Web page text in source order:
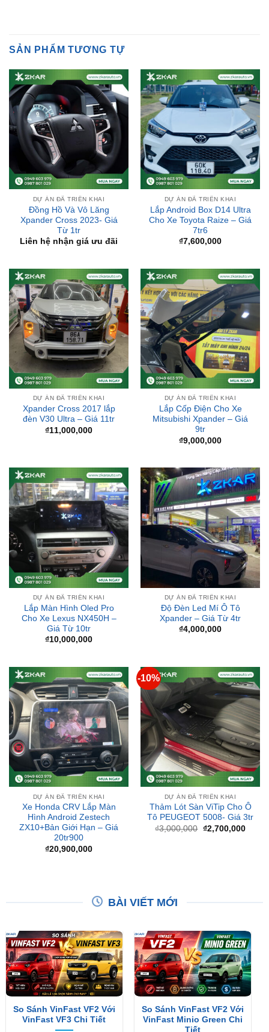
SẢN PHẨM TƯƠNG TỰ
DỰ ÁN ĐÃ TRIỂN KHAI
Đồng Hồ Và Vô Lăng
Xpander Cross 2023- Giá
Từ 1tr
Liên hệ nhận giá ưu đãi
DỰ ÁN ĐÃ TRIỂN KHAI
Lắp Android Box D14 Ultra
Cho Xe Toyota Raize – Giá
7tr6
₫7,600,000
DỰ ÁN ĐÃ TRIỂN KHAI
Xpander Cross 2017 lắp
đèn V30 Ultra – Giá 11tr
₫11,000,000
DỰ ÁN ĐÃ TRIỂN KHAI
Lắp Cốp Điện Cho Xe
Mitsubishi Xpander – Giá
9tr
₫9,000,000
DỰ ÁN ĐÃ TRIỂN KHAI
Lắp Màn Hình Oled Pro
Cho Xe Lexus NX450H –
Giá Từ 10tr
₫10,000,000
DỰ ÁN ĐÃ TRIỂN KHAI
Độ Đèn Led Mí Ô Tô
Xpander – Giá Từ 4tr
₫4,000,000
DỰ ÁN ĐÃ TRIỂN KHAI
Xe Honda CRV Lắp Màn
Hình Android Zestech
ZX10+Bản Giới Hạn – Giá
20tr900
₫20,900,000
-10%
DỰ ÁN ĐÃ TRIỂN KHAI
Thảm Lót Sàn ViTip Cho Ô
Tô PEUGEOT 5008- Giá 3tr
₫3,000,000 Giá
₫2,700,000Giá
BÀI VIẾT MỚI
So Sánh VinFast VF2 Với
VinFast VF3 Chi Tiết
So Sánh VinFast VF2 Với
VinFast Minio Green Chi
Tiết